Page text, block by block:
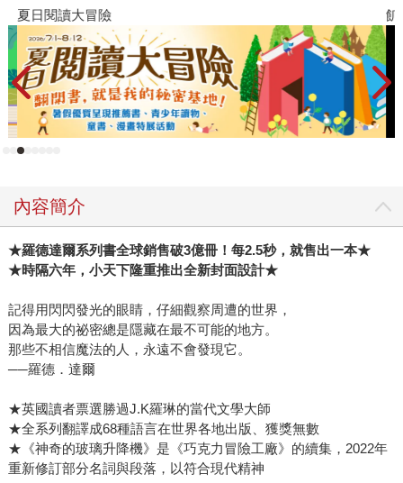
夏日閱讀大冒險 飢
內容簡介
★羅德達爾系列書全球銷售破3億冊！每2.5秒，就售出一本★
★時隔六年，小天下隆重推出全新封面設計★
記得用閃閃發光的眼睛，仔細觀察周遭的世界，
因為最大的祕密總是隱藏在最不可能的地方。
那些不相信魔法的人，永遠不會發現它。
──羅德．達爾
★英國讀者票選勝過J.K羅琳的當代文學大師
★全系列翻譯成68種語言在世界各地出版、獲獎無數
★《神奇的玻璃升降機》是《巧克力冒險工廠》的續集，2022年
重新修訂部分名詞與段落，以符合現代精神